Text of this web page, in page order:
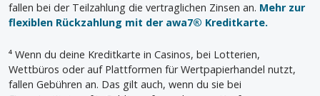
fallen bei der Teilzahlung die vertraglichen Zinsen an. Mehr zur
flexiblen Rückzahlung mit der awa7® Kreditkarte.
⁴ Wenn du deine Kreditkarte in Casinos, bei Lotterien,
Wettbüros oder auf Plattformen für Wertpapierhandel nutzt,
fallen Gebühren an. Das gilt auch, wenn du sie bei